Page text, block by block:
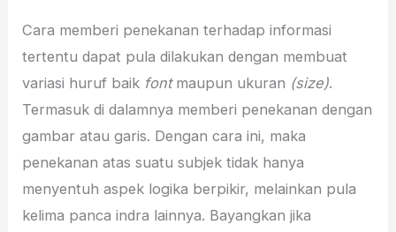
Cara memberi penekanan terhadap informasi
tertentu dapat pula dilakukan dengan membuat
variasi huruf baik fontmaupun ukuran (size).
Termasuk di dalamnya memberi penekanan dengan
gambar atau garis. Dengan cara ini, maka
penekanan atas suatu subjek tidak hanya
menyentuh aspek logika berpikir, melainkan pula
kelima panca indra lainnya. Bayangkan jika